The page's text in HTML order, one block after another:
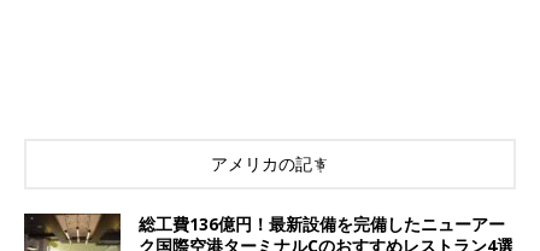
アメリカの記事
総工費136億円！最新設備を完備したニューアー
ク国際空港ターミナルCのおすすめレストラン4選